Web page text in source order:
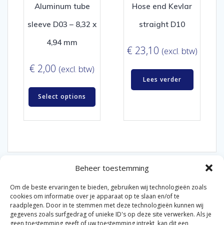
Beheer toestemming
Om de beste ervaringen te bieden, gebruiken wij technologieën zoals
cookies om informatie over je apparaat op te slaan en/of te
raadplegen. Door in te stemmen met deze technologieën kunnen wij
gegevens zoals surfgedrag of unieke ID's op deze site verwerken. Als je
geen toestemming geeft of uw toestemming intrekt, kan dit een
Aluminum tube
sleeve D03 – 8,32 x
4,94 mm
€ 2,00 (excl. btw)
Select options
Hose end Kevlar
straight D10
€ 23,10 (excl. btw)
Lees verder
© 2026 Van der Bel Las en Radiateurenbedrijf.